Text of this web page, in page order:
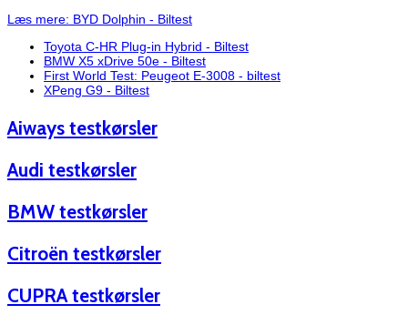
Læs mere: BYD Dolphin - Biltest
Toyota C-HR Plug-in Hybrid - Biltest
BMW X5 xDrive 50e - Biltest
First World Test: Peugeot E-3008 - biltest
XPeng G9 - Biltest
Aiways testkørsler
Audi testkørsler
BMW testkørsler
Citroën testkørsler
CUPRA testkørsler